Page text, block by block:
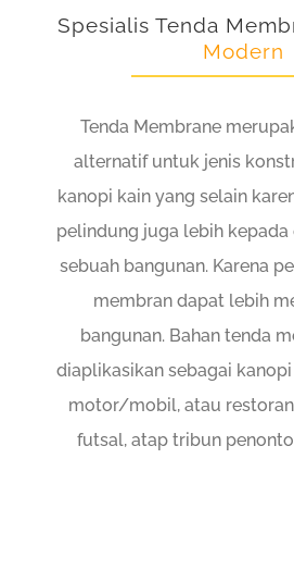
Spesialis Tenda
Modern
Tenda Membrane
alternatif untuk jenis
kanopi kain yang selain
pelindung juga lebih kepada
sebuah bangunan. Karena
membran dapat lebih
bangunan. Bahan tenda
diaplikasikan sebagai
motor/mobil, atau
futsal, atap tribun